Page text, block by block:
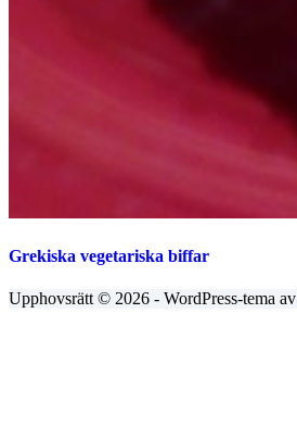
Grekiska vegetariska biffar
Upphovsrätt © 2026 - WordPress-tema av